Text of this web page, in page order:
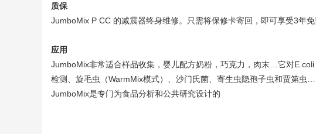
质保
JumboMix P CC 的减震器终身维修。只需将保修卡寄回，即可享受3年免
应用
JumboMix非常适合样品收集，婴儿配方奶粉，巧克力，肉末…它对E.coli
检测、旋毛虫（WarmMix模式）、沙门氏菌、寄生虫隐孢子虫和贾第虫
JumboMix是专门为食品分析和公共研究设计的